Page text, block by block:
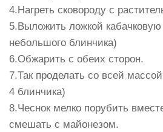
4.Нагреть сковороду с
5.Выложить ложкой
небольшого блинчика)
6.Обжарить с обеих сторон.
7.Так проделать со всей
4 блинчика)
8.Чеснок мелко порубить
смешать с майонезом.